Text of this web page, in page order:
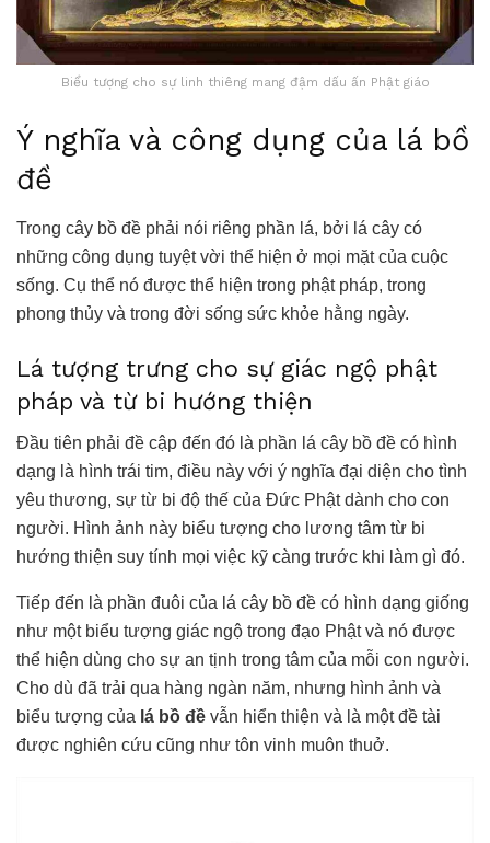
Biểu tượng cho sự linh thiêng mang đậm dấu ấn Phật giáo
Ý nghĩa và công dụng của lá bồ
đề
Trong cây bồ đề phải nói riêng phần lá, bởi lá cây có
những công dụng tuyệt vời thể hiện ở mọi mặt của cuộc
sống. Cụ thể nó được thể hiện trong phật pháp, trong
phong thủy và trong đời sống sức khỏe hằng ngày.
Lá tượng trưng cho sự giác ngộ phật
pháp và từ bi hướng thiện
Đầu tiên phải đề cập đến đó là phần lá cây bồ đề có hình
dạng là hình trái tim, điều này với ý nghĩa đại diện cho tình
yêu thương, sự từ bi độ thế của Đức Phật dành cho con
người. Hình ảnh này biểu tượng cho lương tâm từ bi
hướng thiện suy tính mọi việc kỹ càng trước khi làm gì đó.
Tiếp đến là phần đuôi của lá cây bồ đề có hình dạng giống
như một biểu tượng giác ngộ trong đạo Phật và nó được
thể hiện dùng cho sự an tịnh trong tâm của mỗi con người.
Cho dù đã trải qua hàng ngàn năm, nhưng hình ảnh và
biểu tượng của lá bồ đề vẫn hiển thiện và là một đề tài
được nghiên cứu cũng như tôn vinh muôn thuở.